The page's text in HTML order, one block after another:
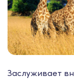
Заслуживает